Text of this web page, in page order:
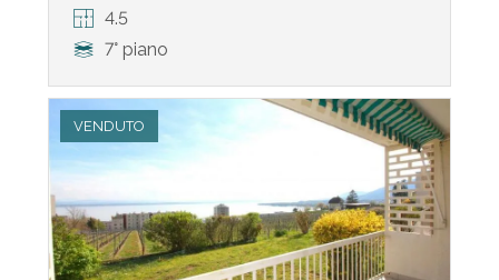
4.5
7° piano
VENDUTO